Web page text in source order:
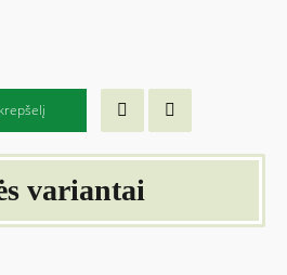
variantai